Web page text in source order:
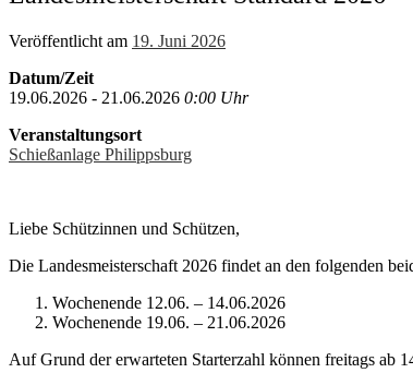
Veröffentlicht am 19. Juni 2026
Datum/Zeit
19.06.2026 - 21.06.2026 0:00 Uhr
Veranstaltungsort
Schießanlage Philippsburg
Liebe Schützinnen und Schützen,
Die Landesmeisterschaft 2026 findet an den folgenden
Wochenende 12.06. – 14.06.2026
Wochenende 19.06. – 21.06.2026
Auf Grund der erwarteten Starterzahl können freitags ab